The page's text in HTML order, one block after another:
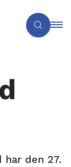
har den 27.